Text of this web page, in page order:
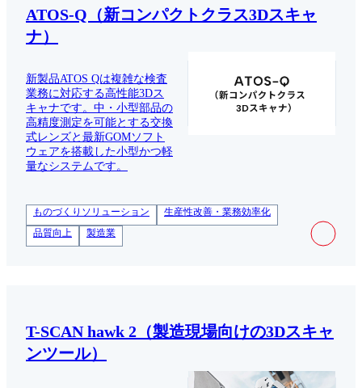
ATOS-Q（新コンパクトクラス3Dスキャ
ナ）
新製品ATOS Qは複雑な検査
業務に対応する高性能3Dス
キャナです。中・小型部品の
高精度測定を可能とする交換
式レンズと最新GOMソフト
ウェアを搭載した小型かつ軽
量なシステムです。
ものづくりソリューション
生産性改善・業務効率化
品質向上
製造業
T-SCAN hawk 2（製造現場向けの3Dスキャ
ンツール）